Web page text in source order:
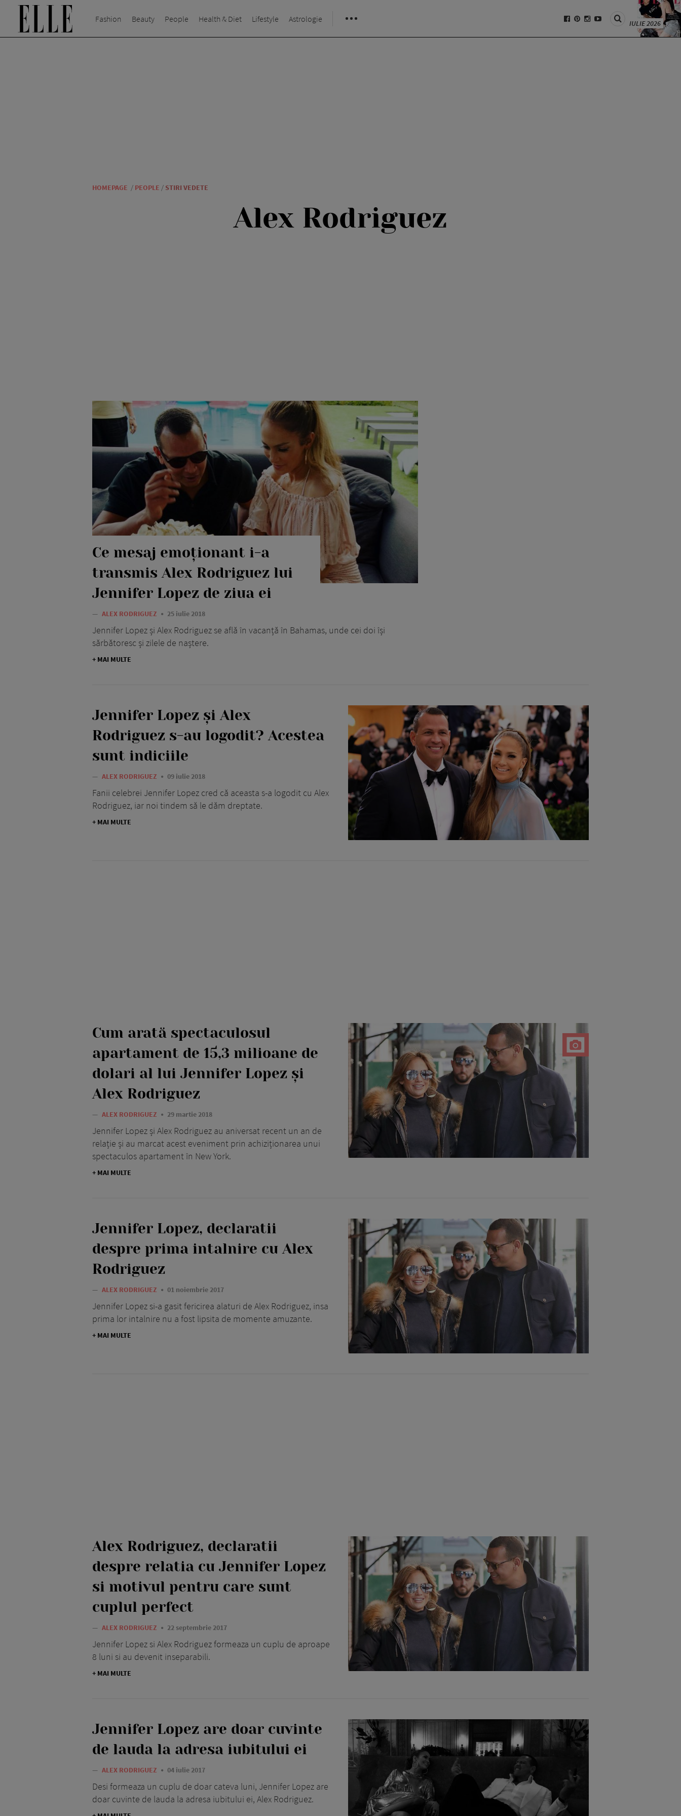
Fashion Beauty People Health & Diet Lifestyle Astrologie IULIE 2026
HOMEPAGE / PEOPLE / STIRI VEDETE
Alex Rodriguez
Ce mesaj emoționant i-a
transmis Alex Rodriguez lui
Jennifer Lopez de ziua ei
— ALEX RODRIGUEZ 25 iulie 2018
Jennifer Lopez și Alex Rodriguez se află în vacanță în Bahamas, unde cei doi își
sărbătoresc și zilele de naștere.
+ MAI MULTE
Jennifer Lopez și Alex
Rodriguez s-au logodit? Acestea
sunt indiciile
— ALEX RODRIGUEZ 09 iulie 2018
Fanii celebrei Jennifer Lopez cred că aceasta s-a logodit cu Alex
Rodriguez, iar noi tindem să le dăm dreptate.
+ MAI MULTE
Cum arată spectaculosul
apartament de 15,3 milioane de
dolari al lui Jennifer Lopez și
Alex Rodriguez
— ALEX RODRIGUEZ 29 martie 2018
Jennifer Lopez și Alex Rodriguez au aniversat recent un an de
relație și au marcat acest eveniment prin achiziționarea unui
spectaculos apartament în New York.
+ MAI MULTE
Jennifer Lopez, declaratii
despre prima intalnire cu Alex
Rodriguez
— ALEX RODRIGUEZ 01 noiembrie 2017
Jennifer Lopez si-a gasit fericirea alaturi de Alex Rodriguez, insa
prima lor intalnire nu a fost lipsita de momente amuzante.
+ MAI MULTE
Alex Rodriguez, declaratii
despre relatia cu Jennifer Lopez
si motivul pentru care sunt
cuplul perfect
— ALEX RODRIGUEZ 22 septembrie 2017
Jennifer Lopez si Alex Rodriguez formeaza un cuplu de aproape
8 luni si au devenit inseparabili.
+ MAI MULTE
Jennifer Lopez are doar cuvinte
de lauda la adresa iubitului ei
— ALEX RODRIGUEZ 04 iulie 2017
Desi formeaza un cuplu de doar cateva luni, Jennifer Lopez are
doar cuvinte de lauda la adresa iubitului ei, Alex Rodriguez.